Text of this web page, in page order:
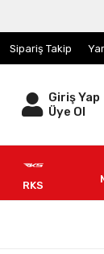
Sipariş Takip
Giriş Yap
Üye Ol
RKS